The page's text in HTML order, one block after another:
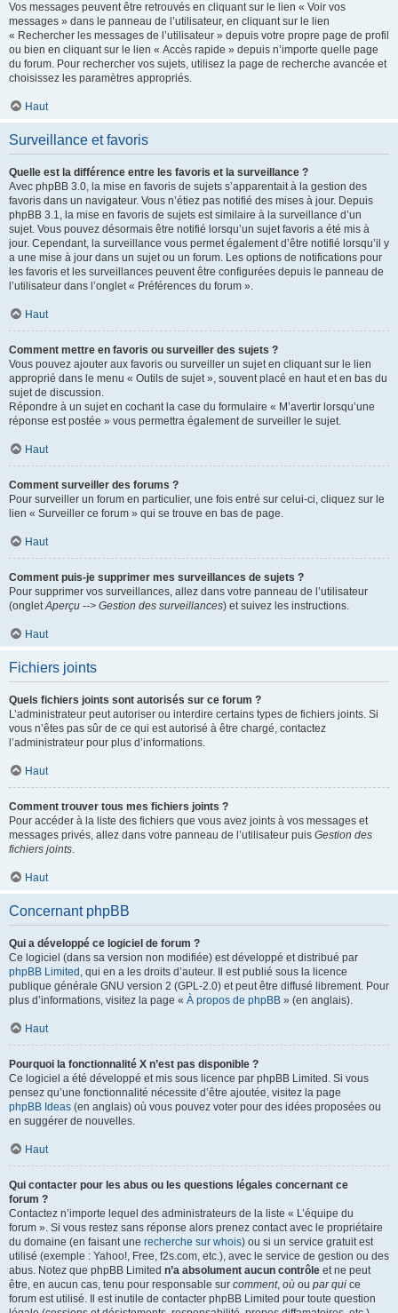
Vos messages peuvent être retrouvés en cliquant sur le lien « Voir vos
messages » dans le panneau de l’utilisateur, en cliquant sur le lien
« Rechercher les messages de l’utilisateur » depuis votre propre page de profil
ou bien en cliquant sur le lien « Accès rapide » depuis n’importe quelle page
du forum. Pour rechercher vos sujets, utilisez la page de recherche avancée et
choisissez les paramètres appropriés.
Haut
Surveillance et favoris
Quelle est la différence entre les favoris et la surveillance ?
Avec phpBB 3.0, la mise en favoris de sujets s’apparentait à la gestion des
favoris dans un navigateur. Vous n’étiez pas notifié des mises à jour. Depuis
phpBB 3.1, la mise en favoris de sujets est similaire à la surveillance d’un
sujet. Vous pouvez désormais être notifié lorsqu’un sujet favoris a été mis à
jour. Cependant, la surveillance vous permet également d’être notifié lorsqu’il y
a une mise à jour dans un sujet ou un forum. Les options de notifications pour
les favoris et les surveillances peuvent être configurées depuis le panneau de
l’utilisateur dans l’onglet « Préférences du forum ».
Haut
Comment mettre en favoris ou surveiller des sujets ?
Vous pouvez ajouter aux favoris ou surveiller un sujet en cliquant sur le lien
approprié dans le menu « Outils de sujet », souvent placé en haut et en bas du
sujet de discussion.
Répondre à un sujet en cochant la case du formulaire « M’avertir lorsqu’une
réponse est postée » vous permettra également de surveiller le sujet.
Haut
Comment surveiller des forums ?
Pour surveiller un forum en particulier, une fois entré sur celui-ci, cliquez sur le
lien « Surveiller ce forum » qui se trouve en bas de page.
Haut
Comment puis-je supprimer mes surveillances de sujets ?
Pour supprimer vos surveillances, allez dans votre panneau de l’utilisateur
(ongletAperçu --> Gestion des surveillances) et suivez les instructions.
Haut
Fichiers joints
Quels fichiers joints sont autorisés sur ce forum ?
L’administrateur peut autoriser ou interdire certains types de fichiers joints. Si
vous n’êtes pas sûr de ce qui est autorisé à être chargé, contactez
l’administrateur pour plus d’informations.
Haut
Comment trouver tous mes fichiers joints ?
Pour accéder à la liste des fichiers que vous avez joints à vos messages et
messages privés, allez dans votre panneau de l’utilisateur puis Gestion des
fichiers joints.
Haut
Concernant phpBB
Qui a développé ce logiciel de forum ?
Ce logiciel (dans sa version non modifiée) est développé et distribué par
phpBB Limited , qui en a les droits d’auteur. Il est publié sous la licence
publique générale GNU version 2 (GPL-2.0) et peut être diffusé librement. Pour
plus d’informations, visitez la page « À propos de phpBB » (en anglais).
Haut
Pourquoi la fonctionnalité X n’est pas disponible ?
Ce logiciel a été développé et mis sous licence par phpBB Limited. Si vous
pensez qu’une fonctionnalité nécessite d’être ajoutée, visitez la page
phpBB Ideas (en anglais) où vous pouvez voter pour des idées proposées ou
en suggérer de nouvelles.
Haut
Qui contacter pour les abus ou les questions légales concernant ce
forum ?
Contactez n’importe lequel des administrateurs de la liste « L’équipe du
forum ». Si vous restez sans réponse alors prenez contact avec le propriétaire
du domaine (en faisant une recherche sur whois) ou si un service gratuit est
utilisé (exemple : Yahoo!, Free, f2s.com, etc.), avec le service de gestion ou des
abus. Notez que phpBB Limited n’a absolument aucun contrôle et ne peut
être, en aucun cas, tenu pour responsable sur comment, où ou par qui ce
forum est utilisé. Il est inutile de contacter phpBB Limited pour toute question